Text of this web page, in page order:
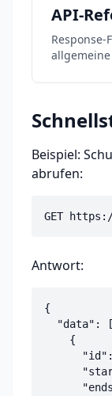
API-
allgemeine
Beispiel:
abrufen:
GET
Antwort:
{
  "data": [
    {